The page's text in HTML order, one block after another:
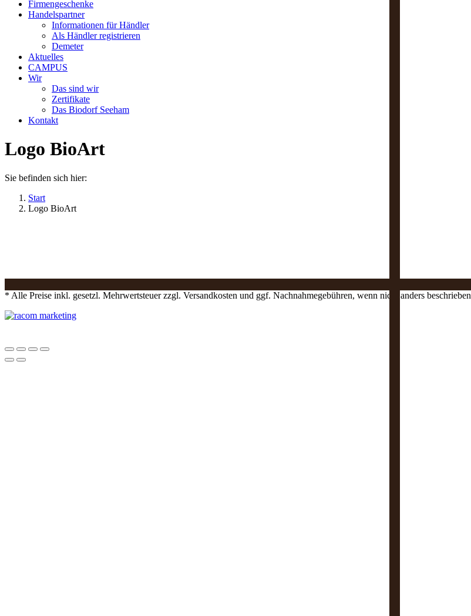
Firmengeschenke
Handelspartner
Informationen für Händler
Als Händler registrieren
Demeter
Aktuelles
CAMPUS
Wir
Das sind wir
Zertifikate
Das Biodorf Seeham
Kontakt
Logo BioArt
Sie befinden sich hier:
Start
Logo BioArt
* Alle Preise inkl. gesetzl. Mehrwertsteuer zzgl. Versandkosten und ggf. Nachnahmegebühren, wenn nicht anders beschrieben